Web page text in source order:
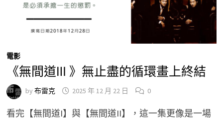
電影
《無間道Ⅲ 》無止盡的循環畫上終結
by 布雷克 2025 年 12 月 22 日 0
看完【無間道I】與【無間道II】，這一集更像是一場